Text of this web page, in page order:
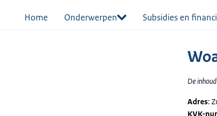
Home Onderwerpen Subsidies en
De
Adres:
KVK-